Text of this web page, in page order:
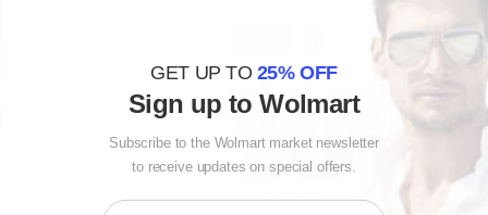
GET UP TO 25% OFF
Sign up to Wolmart
Subscribe to the Wolmart market newsletter
to receive updates on special offers.